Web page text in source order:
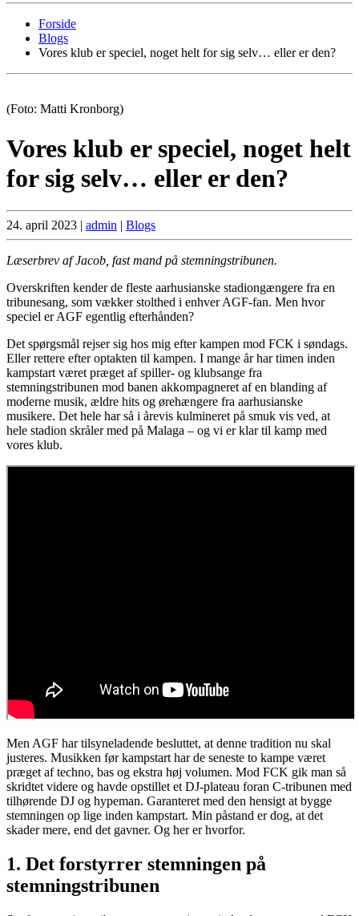
Forside
Blogs
Vores klub er speciel, noget helt for sig selv… eller er den?
(Foto: Matti Kronborg)
Vores klub er speciel, noget helt
for sig selv… eller er den?
24. april 2023 | admin | Blogs
Læserbrev af Jacob, fast mand på stemningstribunen.
Overskriften kender de fleste aarhusianske stadiongængere fra en
tribunesang, som vækker stolthed i enhver AGF-fan. Men hvor
speciel er AGF egentlig efterhånden?
Det spørgsmål rejser sig hos mig efter kampen mod FCK i søndags.
Eller rettere efter optakten til kampen. I mange år har timen inden
kampstart været præget af spiller- og klubsange fra
stemningstribunen mod banen akkompagneret af en blanding af
moderne musik, ældre hits og ørehængere fra aarhusianske
musikere. Det hele har så i årevis kulmineret på smuk vis ved, at
hele stadion skråler med på Malaga – og vi er klar til kamp med
vores klub.
Men AGF har tilsyneladende besluttet, at denne tradition nu skal
justeres. Musikken før kampstart har de seneste to kampe været
præget af techno, bas og ekstra høj volumen. Mod FCK gik man så
skridtet videre og havde opstillet et DJ-plateau foran C-tribunen med
tilhørende DJ og hypeman. Garanteret med den hensigt at bygge
stemningen op lige inden kampstart. Min påstand er dog, at det
skader mere, end det gavner. Og her er hvorfor.
1. Det forstyrrer stemningen på
stemningstribunen